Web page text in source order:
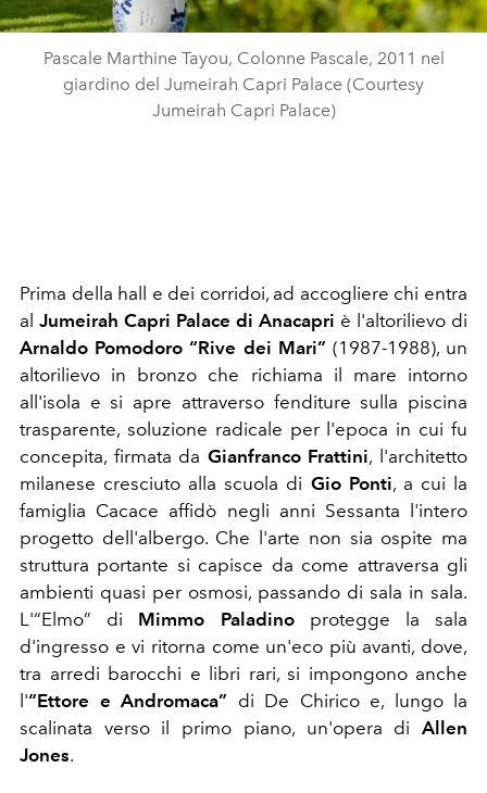
Pascale Marthine Tayou, Colonne Pascale, 2011 nel
giardino del Jumeirah Capri Palace (Courtesy
Jumeirah Capri Palace)
Prima della hall e dei corridoi, ad accogliere chi entra
al Jumeirah Capri Palace di Anacapri è l'altorilievo di
Arnaldo Pomodoro “Rive dei Mari” (1987-1988), un
altorilievo in bronzo che richiama il mare intorno
all'isola e si apre attraverso fenditure sulla piscina
trasparente, soluzione radicale per l'epoca in cui fu
concepita, firmata da Gianfranco Frattini, l'architetto
milanese cresciuto alla scuola di Gio Ponti, a cui la
famiglia Cacace affidò negli anni Sessanta l'intero
progetto dell'albergo. Che l'arte non sia ospite ma
struttura portante si capisce da come attraversa gli
ambienti quasi per osmosi, passando di sala in sala.
L'“Elmo” di Mimmo Paladinoprotegge la sala
d'ingresso e vi ritorna come un'eco più avanti, dove,
tra arredi barocchi e libri rari, si impongono anche
l'“Ettore e Andromaca” di De Chirico e, lungo la
scalinata verso il primo piano, un'opera di Allen
Jones.